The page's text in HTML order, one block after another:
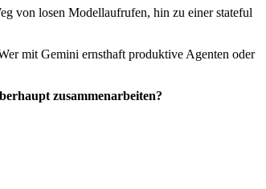
von losen Modellaufrufen, hin zu einer stateful
mit Gemini ernsthaft produktive Agenten oder
zusammenarbeiten?